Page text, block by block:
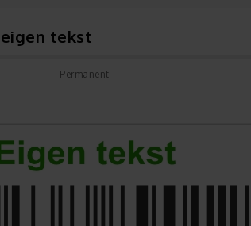
tekst
Permanent